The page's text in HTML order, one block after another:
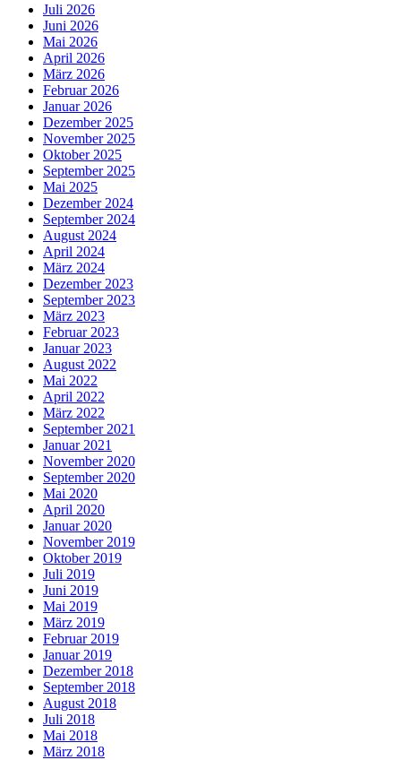
Juli 2026
Juni 2026
Mai 2026
April 2026
März 2026
Februar 2026
Januar 2026
Dezember 2025
November 2025
Oktober 2025
September 2025
Mai 2025
Dezember 2024
September 2024
August 2024
April 2024
März 2024
Dezember 2023
September 2023
März 2023
Februar 2023
Januar 2023
August 2022
Mai 2022
April 2022
März 2022
September 2021
Januar 2021
November 2020
September 2020
Mai 2020
April 2020
Januar 2020
November 2019
Oktober 2019
Juli 2019
Juni 2019
Mai 2019
März 2019
Februar 2019
Januar 2019
Dezember 2018
September 2018
August 2018
Juli 2018
Mai 2018
März 2018